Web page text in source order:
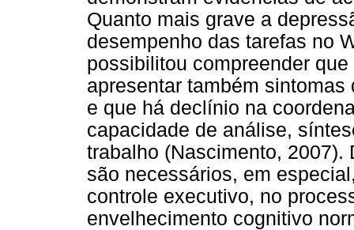
Quanto mais grave a
desempenho das tarefas no
possibilitou compreender
apresentar também
e que há declínio na
capacidade de análise,
trabalho (Nascimento, 2007).
são necessários, em
controle executivo, no
envelhecimento cognitivo